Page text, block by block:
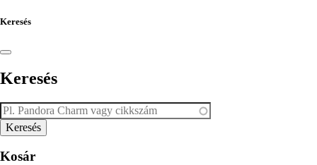
Keresés
Keresés
Kosár